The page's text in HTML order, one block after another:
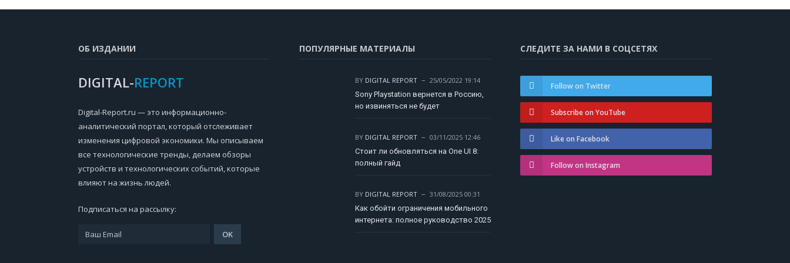
ОБ ИЗДАНИИ
DIGITAL-REPORT
Digital-Report.ru — это информационно-
аналитический портал, который отслеживает
изменения цифровой экономики. Мы описываем
все технологические тренды, делаем обзоры
устройств и технологических событий, которые
влияют на жизнь людей.
Подписаться на рассылку:
ПОПУЛЯРНЫЕ МАТЕРИАЛЫ
BY DIGITAL REPORT
25/05/2022 19:14
Sony Playstation вернется в Россию,
но извиняться не будет
BY DIGITAL REPORT
03/11/2025 12:46
Стоит ли обновляться на One UI 8:
полный гайд
BY DIGITAL REPORT
31/08/2025 00:31
Как обойти ограничения мобильного
интернета: полное руководство 2025
СЛЕДИТЕ ЗА НАМИ В СОЦСЕТЯХ
Follow on Twitter
Subscribe on YouTube
Like on Facebook
Follow on Instagram